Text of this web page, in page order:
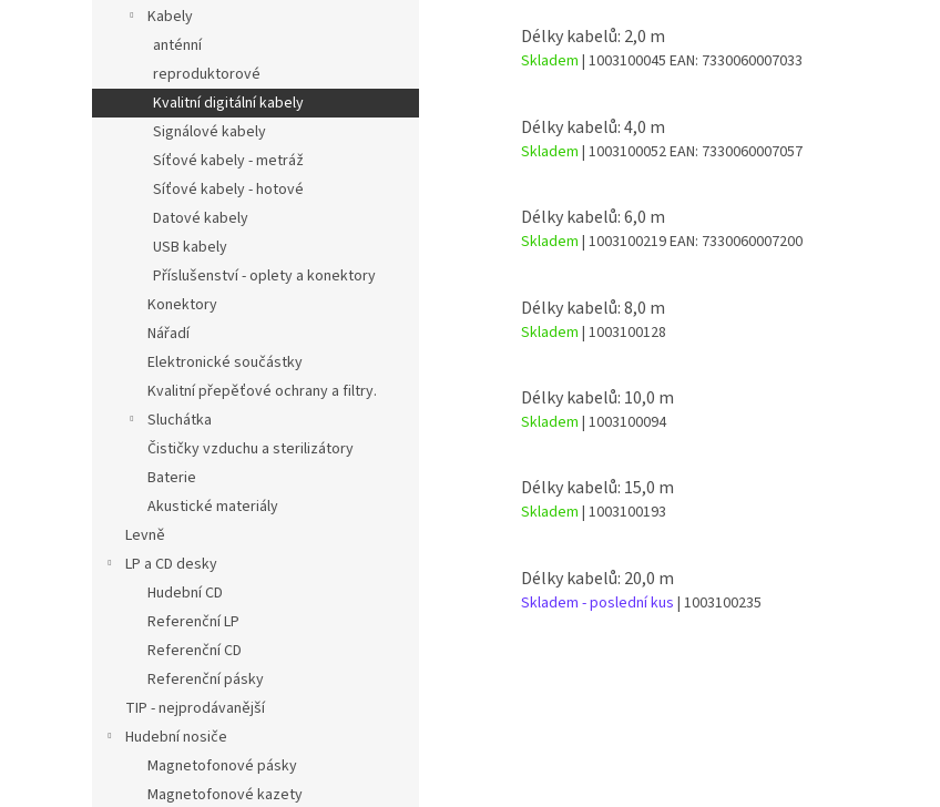
Kabely
anténní
reproduktorové
Kvalitní digitální kabely
Signálové kabely
Síťové kabely - metráž
Síťové kabely - hotové
Datové kabely
USB kabely
Příslušenství - oplety a konektory
Konektory
Nářadí
Elektronické součástky
Kvalitní přepěťové ochrany a filtry.
Sluchátka
Čističky vzduchu a sterilizátory
Baterie
Akustické materiály
Levně
LP a CD desky
Hudební CD
Referenční LP
Referenční CD
Referenční pásky
TIP - nejprodávanější
Hudební nosiče
Magnetofonové pásky
Magnetofonové kazety
Délky kabelů: 2,0 m
Skladem | 1003100045 EAN: 7330060007033
Délky kabelů: 4,0 m
Skladem | 1003100052EAN: 7330060007057
Délky kabelů: 6,0 m
Skladem | 1003100219EAN: 7330060007200
Délky kabelů: 8,0 m
Skladem | 1003100128
Délky kabelů: 10,0 m
Skladem | 1003100094
Délky kabelů: 15,0 m
Skladem | 1003100193
Délky kabelů: 20,0 m
Skladem - poslední kus | 1003100235